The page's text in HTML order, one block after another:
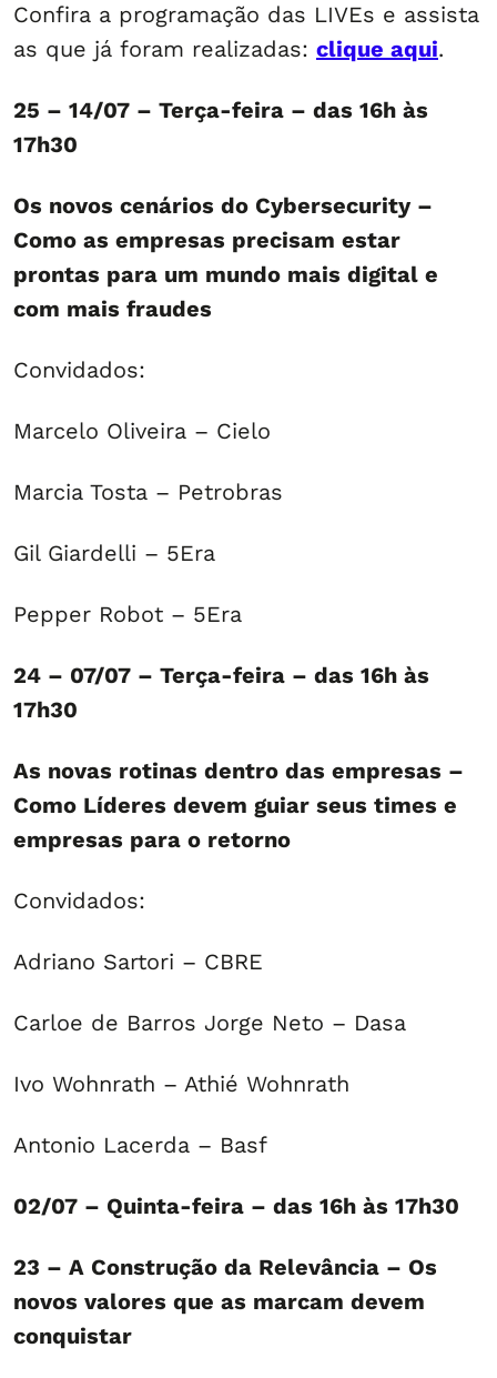
Confira a programação das LIVEs e assista
as que já foram realizadas: clique aqui.
25 – 14/07 – Terça-feira – das 16h às
17h30
Os novos cenários do Cybersecurity –
Como as empresas precisam estar
prontas para um mundo mais digital e
com mais fraudes
Convidados:
Marcelo Oliveira – Cielo
Marcia Tosta – Petrobras
Gil Giardelli – 5Era
Pepper Robot – 5Era
24 – 07/07 – Terça-feira – das 16h às
17h30
As novas rotinas dentro das empresas –
Como Líderes devem guiar seus times e
empresas para o retorno
Convidados:
Adriano Sartori – CBRE
Carloe de Barros Jorge Neto – Dasa
Ivo Wohnrath – Athié Wohnrath
Antonio Lacerda – Basf
02/07 – Quinta-feira – das 16h às 17h30
23 – A Construção da Relevância – Os
novos valores que as marcam devem
conquistar